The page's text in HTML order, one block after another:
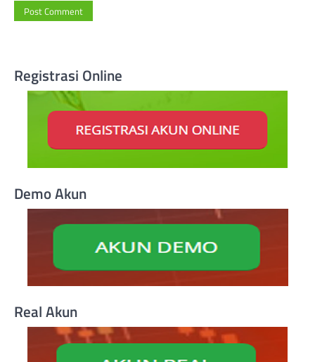
Registrasi Online
Demo Akun
Real Akun